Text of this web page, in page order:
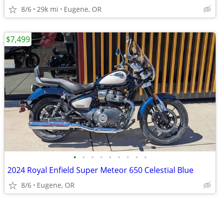
8/6 29k mi Eugene, OR
• • • • • • • • •
2024 Royal Enfield Super Meteor 650 Celestial Blue
8/6 Eugene, OR
$7,499